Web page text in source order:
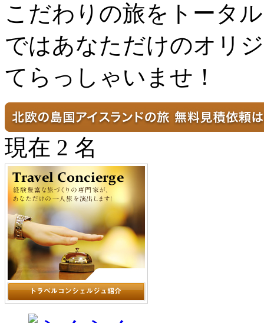
こだわりの旅をトータ
ではあなただけのオリ
てらっしゃいませ！
現在 2 名